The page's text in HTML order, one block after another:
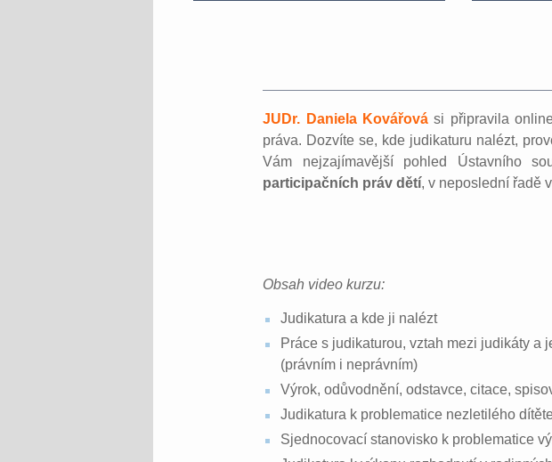
JUDr. Daniela Kovářovási připravila
práva. Dozvíte se, kde judikaturu nalézt,
Vám nejzajímavější pohled Ústavního
participačních práv dětí, v neposlední řadě
Obsah video kurzu:
Judikatura a kde ji nalézt
Práce s judikaturou, vztah mezi judikáty a
(právním i neprávním)
Výrok, odůvodnění, odstavce, citace,
Judikatura k problematice nezletilého
Sjednocovací stanovisko k problematice